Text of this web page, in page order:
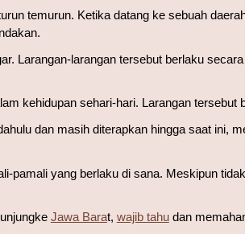
temurun. Ketika datang ke sebuah
Larangan-larangan tersebut berlaku
kehidupan sehari-hari. Larangan tersebut
dan masih diterapkan hingga saat ini,
pamali yang berlaku di sana. Meskipun
ke Jawa Barat, wajib tahu dan